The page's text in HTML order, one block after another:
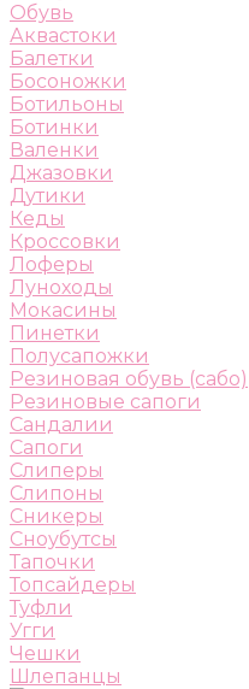
Обувь
Аквастоки
Балетки
Босоножки
Ботильоны
Ботинки
Валенки
Джазовки
Дутики
Кеды
Кроссовки
Лоферы
Луноходы
Мокасины
Пинетки
Полусапожки
Резиновая обувь (сабо)
Резиновые сапоги
Сандалии
Сапоги
Слиперы
Слипоны
Сникеры
Сноубутсы
Тапочки
Топсайдеры
Туфли
Угги
Чешки
Шлепанцы